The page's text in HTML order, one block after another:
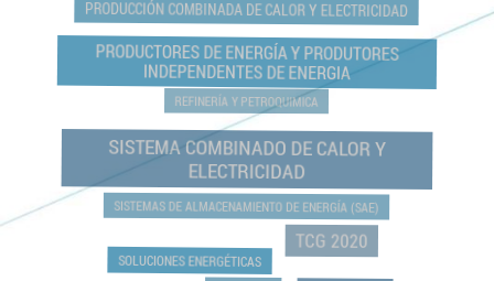
PRODUCCIÓN COMBINADA DE CALOR Y ELECTRICIDAD
PRODUCTORES DE ENERGÍA Y PRODUTORES
INDEPENDENTES DE ENERGIA
REFINERÍA Y PETROQUIMICA
SISTEMA COMBINADO DE CALOR Y
ELECTRICIDAD
SISTEMAS DE ALMACENAMIENTO DE ENERGÍA (SAE)
SOLUCIONES ENERGÉTICAS
TCG 2020